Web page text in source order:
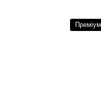
Преміум